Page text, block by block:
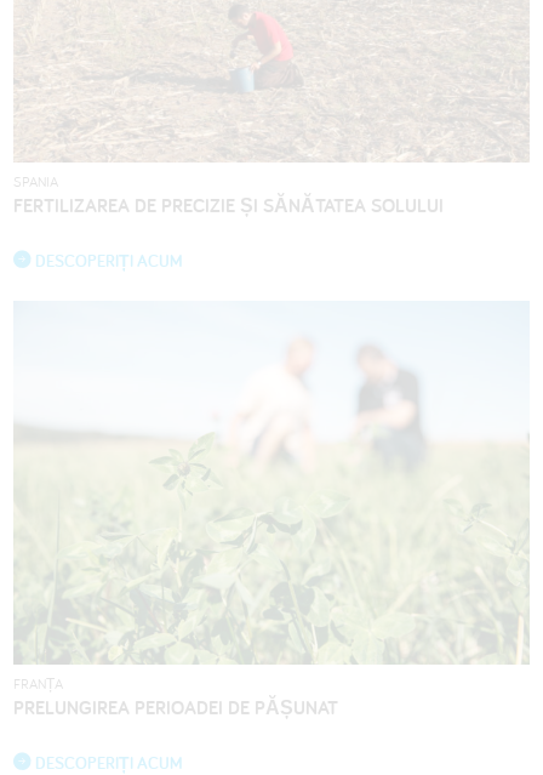
SPANIA
FERTILIZAREA DE PRECIZIE ȘI SĂNĂTATEA SOLULUI
DESCOPERIȚI ACUM
FRANȚA
PRELUNGIREA PERIOADEI DE PĂȘUNAT
DESCOPERIȚI ACUM